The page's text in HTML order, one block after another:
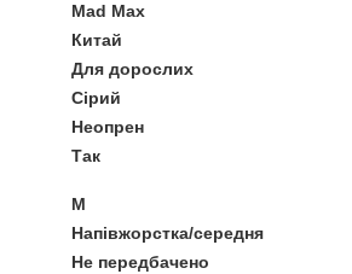
Mad Max
Китай
Для дорослих
Сірий
Неопрен
Так
M
Напівжорстка/середня
Не передбачено